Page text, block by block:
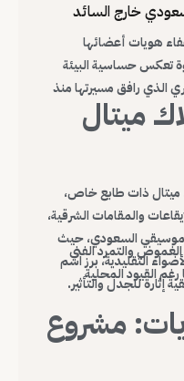
خارج السائد
هويات أعضائها
تعكس حساسية البيئة
الذي رافق مسيرتها منذ
ميتال
ميتال ذات طابع خاص،
والمقامات الشرقية،
السعودي، حيث
التقليدية، برز اسم
إثارة للجدل والتأثير.
والتمرد الفني
القيود المحلية
مشروع